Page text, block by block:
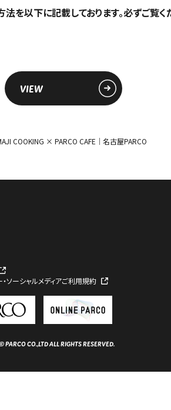
を以下に記載しております。必ずご覧く
VIEW
COOKING × PARCO CAFE｜名古屋PARCO
ソーシャルメディアご利用規約
PARCO CO.,LTD ALL RIGHTS RESERVED.